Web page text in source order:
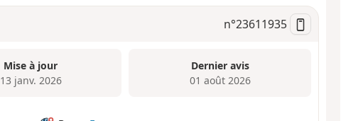
n°23611935
Mise à jour
13 janv. 2026
Dernier avis
01 août 2026